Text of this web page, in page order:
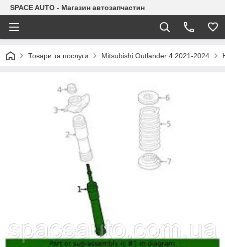
SPACE AUTO - Магазин автозапчастин
Товари та послуги Mitsubishi Outlander 4 2021-2024